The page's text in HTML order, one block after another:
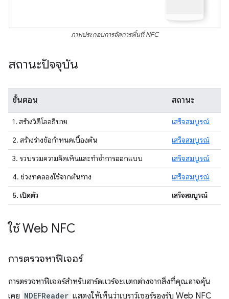
ภาพประกอบการจัดการพื้นที่ NFC
สถานะปัจจุบัน
ขั้นตอน สถานะ
1. สร้างวิดีโออธิบาย
เสร็จสมบูรณ์
2. สร้างร่างข้อกำหนดเบื้องต้น
เสร็จสมบูรณ์
3. รวบรวมความคิดเห็นและทำซ้ำการออกแบบ
เสร็จสมบูรณ์
4. ช่วงทดลองใช้จากต้นทาง
เสร็จสมบูรณ์
5. เปิดตัว
เสร็จสมบูรณ์
ใช้ Web NFC
การตรวจหาฟีเจอร์
การตรวจหาฟีเจอร์สำหรับฮาร์ดแวร์จะแตกต่างจากสิ่งที่คุณอาจคุ้น
เคย NDEFReader แสดงให้เห็นว่าเบราว์เซอร์รองรับ Web NFC